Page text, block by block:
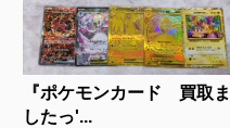
『ポケモンカード 買取ま
したっ'...